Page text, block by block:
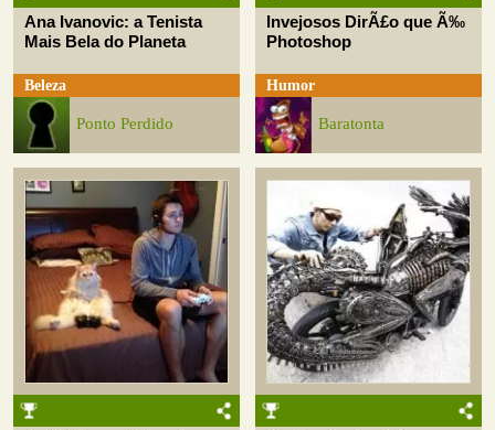
Ana Ivanovic: a Tenista
Mais Bela do Planeta
Beleza
Ponto Perdido
Invejosos DirÃ£o que Ã‰
Photoshop
Humor
Baratonta